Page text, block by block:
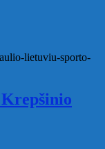
lietuviu-sporto-